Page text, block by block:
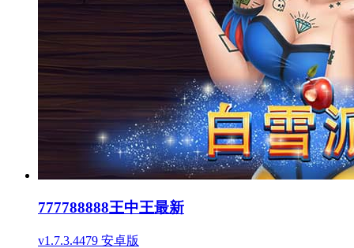
777788888王中王最新
v1.7.3.4479 安卓版